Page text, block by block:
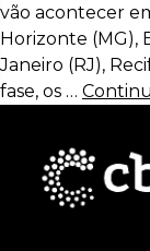
vão acontecer
Horizonte (MG),
Janeiro (RJ),
fase, os …